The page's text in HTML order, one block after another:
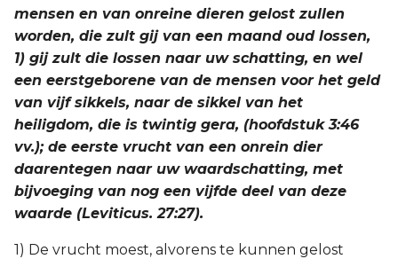
mensen en van onreine dieren gelost zullen
worden, die zult gij van een maand oud lossen,
1) gij zult die lossen naar uw schatting, en wel
een eerstgeborene van de mensen voor het geld
van vijf sikkels, naar de sikkel van het
heiligdom, die is twintig gera, (hoofdstuk 3:46
vv.); de eerste vrucht van een onrein dier
daarentegen naar uw waardschatting, met
bijvoeging van nog een vijfde deel van deze
waarde (Leviticus. 27:27).
1) De vrucht moest, alvorens te kunnen gelost